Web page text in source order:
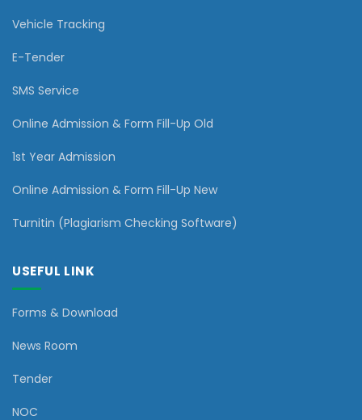
Vehicle Tracking
E-Tender
SMS Service
Online Admission & Form Fill-Up Old
1st Year Admission
Online Admission & Form Fill-Up New
Turnitin (Plagiarism Checking Software)
USEFUL LINK
Forms & Download
News Room
Tender
NOC